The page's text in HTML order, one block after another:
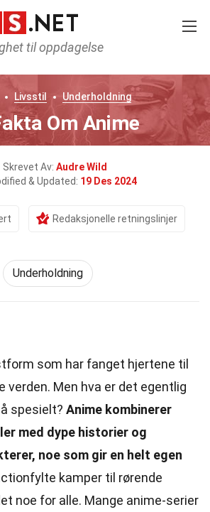
til oppdagelse
Livsstil Underholdning
Om Anime
Skrevet Av: Audre Wild
& Updated: 19 Des 2024
Redaksjonelle retningslinjer
Underholdning
som har fanget hjertene til
verden. Men hva er det egentlig
spesielt? Anime kombinerer
med dype historier og
noe som gir en helt egen
kamper til rørende
noe for alle. Mange anime-serier